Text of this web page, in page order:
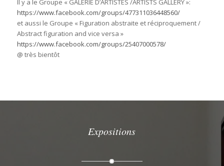
Il y a le Groupe « GALERIE D’ARTISTES /ARTISTS GALLERY »:
https://www.facebook.com/groups/477311036448560/
et aussi le Groupe « Figuration abstraite et réciproquement /
Abstract figuration and vice versa »
https://www.facebook.com/groups/25407000578/
@ très bientôt
Expositions